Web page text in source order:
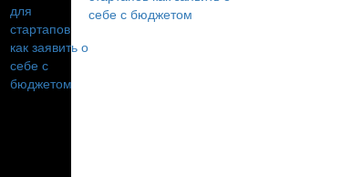
себе с бюджетом